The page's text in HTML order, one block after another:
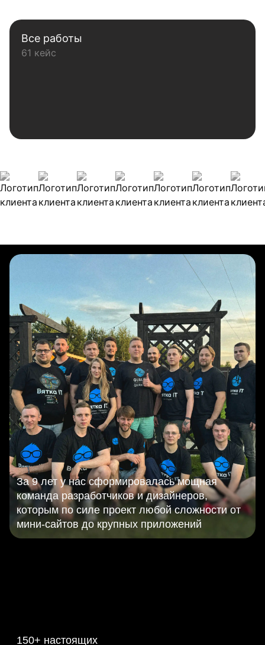
Все работы
61 кейс
Наши клиенты
Булиты компании
За 9 лет у нас сформировалась мощная
команда разработчиков и дизайнеров,
которым по силе проект любой сложности от
мини-сайтов до крупных приложений
150+ настоящих